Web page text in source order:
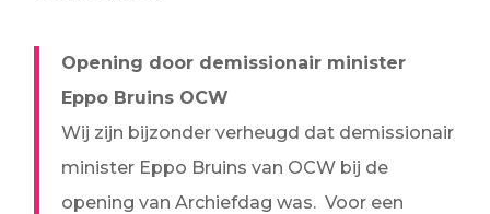
Opening door demissionair minister
Eppo Bruins OCW
Wij zijn bijzonder verheugd dat demissionair
minister Eppo Bruins van OCW bij de
opening van Archiefdag was.Voor een